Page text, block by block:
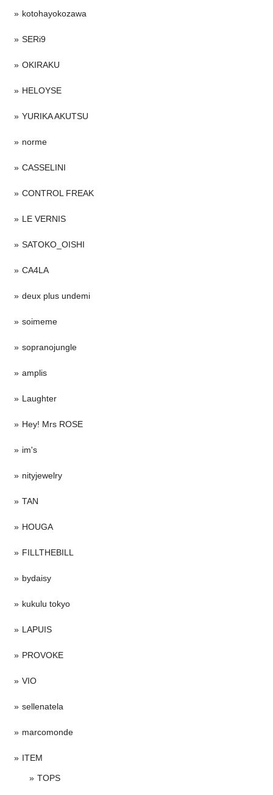
kotohayokozawa
SERi9
OKIRAKU
HELOYSE
YURIKA AKUTSU
norme
CASSELINI
CONTROL FREAK
LE VERNIS
SATOKO_OISHI
CA4LA
deux plus undemi
soimeme
sopranojungle
amplis
Laughter
Hey! Mrs ROSE
im's
nityjewelry
TAN
HOUGA
FILLTHEBILL
bydaisy
kukulu tokyo
LAPUIS
PROVOKE
VIO
sellenatela
marcomonde
ITEM
TOPS